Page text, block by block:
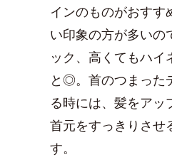
インのものがおすす
い印象の方が多いの
ック、高くてもハイ
と◎。首のつまった
る時には、髪をアッ
首元をすっきりさせ
す。